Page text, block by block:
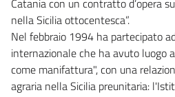
nella Sicilia ottocentesca”.
Nel febbraio 1994 ha partecipato
internazionale che ha avuto luogo
come manifattura", con una
agraria nella Sicilia preunitaria: